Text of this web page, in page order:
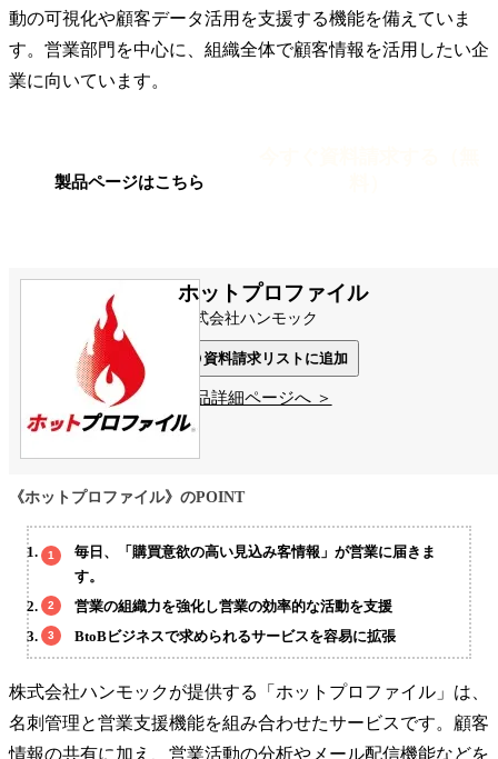
動の可視化や顧客データ活用を支援する機能を備えていま
す。営業部門を中心に、組織全体で顧客情報を活用したい企
業に向いています。
製品ページはこちら
ホットプロファイル
株式会社ハンモック
資料請求リストに追加
製品詳細ページへ ＞
《ホットプロファイル》のPOINT
毎日、「購買意欲の高い見込み客情報」が営業に届きま
す。
営業の組織力を強化し営業の効率的な活動を支援
BtoBビジネスで求められるサービスを容易に拡張
株式会社ハンモックが提供する「ホットプロファイル」は、
名刺管理と営業支援機能を組み合わせたサービスです。顧客
情報の共有に加え、営業活動の分析やメール配信機能などを